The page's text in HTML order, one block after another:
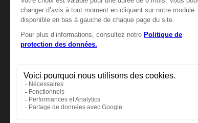
MANGER-BOUGER
Manger-Bouger.fr